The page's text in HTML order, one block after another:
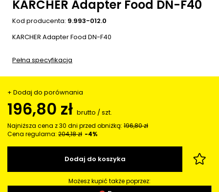
KARCHER Adapter Food DN-F40
Kod producenta: 9.993-012.0
KARCHER Adapter Food DN-F40
Pełna specyfikacja
+ Dodaj do porównania
196,80 zł brutto /szt.
Najniższa cena z 30 dni przed obniżką: 196,80 zł
Cena regularna: 204,18 zł -4%
Dodaj do koszyka
Możesz kupić także poprzez: